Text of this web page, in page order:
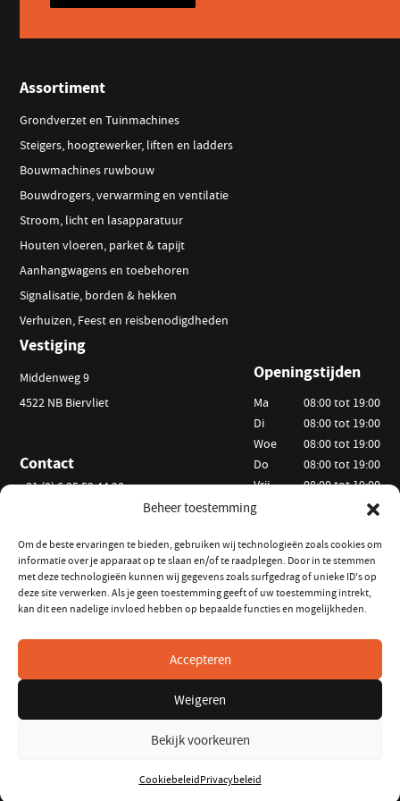
Beheer toestemming
Om de beste ervaringen te bieden, gebruiken wij technologieën zoals cookies om
informatie over je apparaat op te slaan en/of te raadplegen. Door in te stemmen
met deze technologieën kunnen wij gegevens zoals surfgedrag of unieke ID's op
deze site verwerken. Als je geen toestemming geeft of uw toestemming intrekt,
kan dit een nadelige invloed hebben op bepaalde functies en mogelijkheden.
Accepteren
Weigeren
Bekijk voorkeuren
CookiebeleidPrivacybeleid
Assortiment
Grondverzet en Tuinmachines
Steigers, hoogtewerker, liften en ladders
Bouwmachines ruwbouw
Bouwdrogers, verwarming en ventilatie
Stroom, licht en lasapparatuur
Houten vloeren, parket & tapijt
Aanhangwagens en toebehoren
Signalisatie, borden & hekken
Verhuizen, Feest en reisbenodigdheden
Vestiging
Middenweg 9
4522 NB Biervliet
Contact
+31 (0) 6 25 52 44 20
info@vanackerverhuur.nl
Openingstijden
Ma
Di
Woe
Do
Vrij
Za
08:00 tot 19:00
08:00 tot 19:00
08:00 tot 19:00
08:00 tot 19:00
08:00 tot 19:00
09:00 tot 15:00
Informatie
Hoe kunt u huren?
Keurmeester Zeeland
Volg ons
op Instagram
© 2026 Van Acker Hoveniers- en verhuurbedrijf /